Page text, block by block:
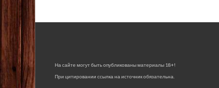
На сайте могут быть опубликованы материалы 18+!
При цитировании ссылка на источник обязательна.